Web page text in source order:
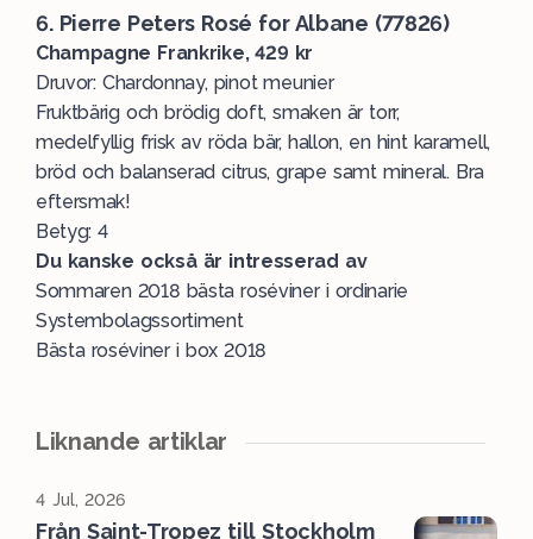
6. Pierre Peters Rosé for Albane (77826)
Champagne Frankrike, 429 kr
Druvor: Chardonnay, pinot meunier
Fruktbärig och brödig doft, smaken är torr,
medelfyllig frisk av röda bär, hallon, en hint karamell,
bröd och balanserad citrus, grape samt mineral. Bra
eftersmak!
Betyg: 4
Du kanske också är intresserad av
Sommaren 2018 bästa roséviner i ordinarie
Systembolagssortiment
Bästa roséviner i box 2018
Liknande artiklar
4 Jul, 2026
Från Saint-Tropez till Stockholm